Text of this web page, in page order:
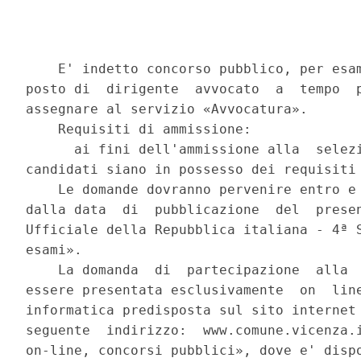
E' indetto concorso pubblico, per
posto di  dirigente  avvocato  a  tempo
assegnare al servizio «Avvocatura».
    Requisiti di ammissione:
ai fini dell'ammissione alla
candidati siano in possesso dei
Le domande dovranno pervenire entro
dalla data  di  pubblicazione  del
Ufficiale della Repubblica italiana - 4ª
esami».
La domanda  di  partecipazione  alla
essere presentata esclusivamente  on
informatica predisposta sul sito internet
seguente  indirizzo:
on-line, concorsi pubblici», dove e'